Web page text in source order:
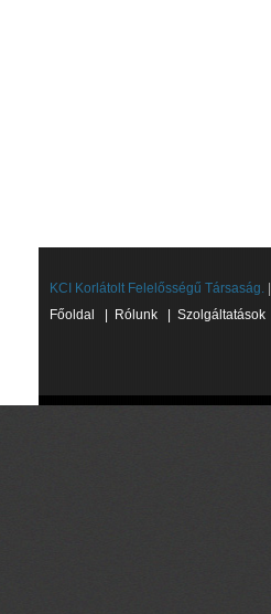
KCI Korlátolt Felelősségű Társaság.
Főoldal
Rólunk Szolgáltatások